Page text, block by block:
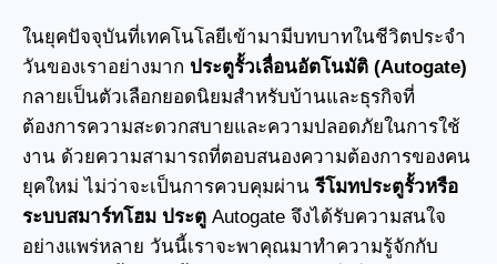
ในยุคปัจจุบันที่เทคโนโลยีเข้ามามีบทบาทในชีวิตประจำ
วันของเราอย่างมาก ประตูรั้วเลื่อนอัตโนมัติ (Autogate)
กลายเป็นตัวเลือกยอดนิยมสำหรับบ้านและธุรกิจที่
ต้องการความสะดวกสบายและความปลอดภัยในการใช้
งาน ด้วยความสามารถที่ตอบสนองความต้องการของคน
ยุคใหม่ ไม่ว่าจะเป็นการควบคุมผ่านรีโมทประตูรั้วหรือ
ระบบสมาร์ทโฮม ประตู Autogate จึงได้รับความสนใจ
อย่างแพร่หลาย วันนี้เราจะพาคุณมาทำความรู้จักกับ